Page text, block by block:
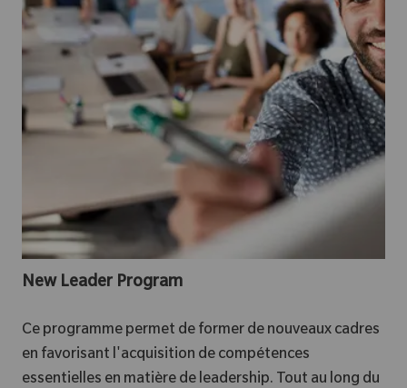
New Leader Program
Ce programme permet de former de nouveaux cadres
en favorisant l'acquisition de compétences
essentielles en matière de leadership. Tout au long du